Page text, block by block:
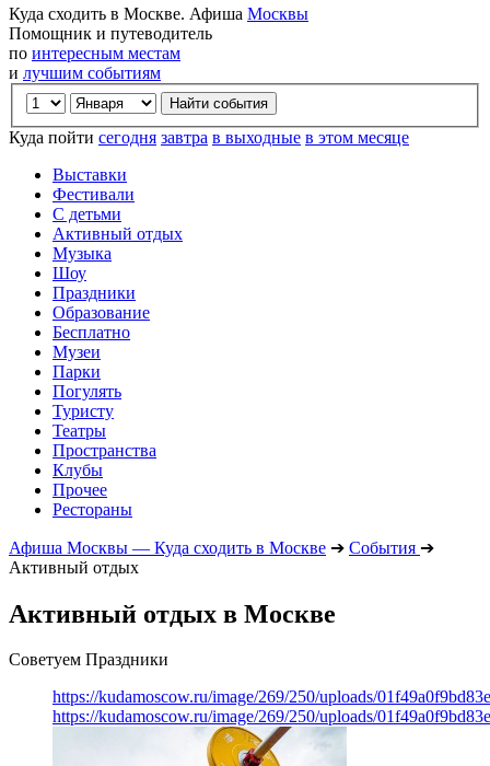
Куда сходить в Москве. Афиша Москвы
Помощник и путеводитель
по интересным местам
и лучшим событиям
Куда пойти сегодня завтра в выходные в этом месяце
Выставки
Фестивали
С детьми
Активный отдых
Музыка
Шоу
Праздники
Образование
Бесплатно
Музеи
Парки
Погулять
Туристу
Театры
Пространства
Клубы
Прочее
Рестораны
Афиша Москвы — Куда сходить в Москве ➔ События ➔
Активный отдых
Активный отдых в Москве
Советуем Праздники
https://kudamoscow.ru/image/269/250/uploads/
https://kudamoscow.ru/image/269/250/uploads/